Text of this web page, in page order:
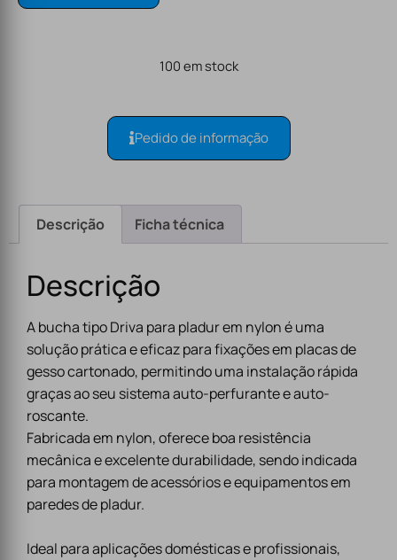
100 em stock
Pedido de informação
Descrição Ficha técnica
Descrição
A bucha tipo Driva para pladur em nylon é uma
solução prática e eficaz para fixações em placas de
gesso cartonado, permitindo uma instalação rápida
graças ao seu sistema auto-perfurante e auto-
roscante.
Fabricada em nylon, oferece boa resistência
mecânica e excelente durabilidade, sendo indicada
para montagem de acessórios e equipamentos em
paredes de pladur.
Ideal para aplicações domésticas e profissionais,